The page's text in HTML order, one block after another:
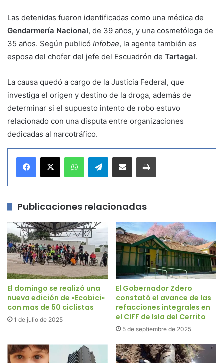
Las detenidas fueron identificadas como una médica de
Gendarmería Nacional, de 39 años, y una cosmetóloga de
35 años. Según publicó Infobae, la agente también es
esposa del chofer del jefe del Escuadrón de Tartagal.
La causa quedó a cargo de la Justicia Federal, que
investiga el origen y destino de la droga, además de
determinar si el supuesto intento de robo estuvo
relacionado con una disputa entre organizaciones
dedicadas al narcotráfico.
Telegram
Publicaciones relacionadas
El domingo se realizó una
nueva edición de «Ecobici»
con mas de 50 ciclistas
1 de julio de 2025
El Gobernador Zdero
constató el avance de las
refacciones integrales en
el CIFF de Isla del Cerrito
5 de septiembre de 2025